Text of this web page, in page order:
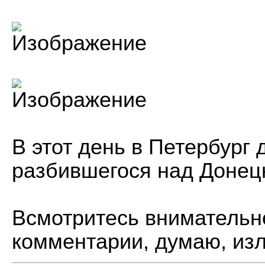
В этот день в Петербург
разбившегося над
Всмотритесь
комментарии, думаю,